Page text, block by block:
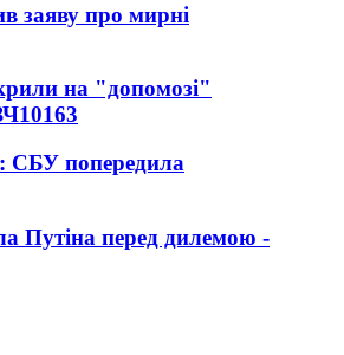
заяву про мирні
на "допомозі"
10163
СБУ попередила
Путіна перед дилемою -